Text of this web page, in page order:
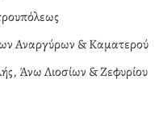
Αναργύρων & Καματερού
Άνω Λιοσίων & Ζεφυρίου